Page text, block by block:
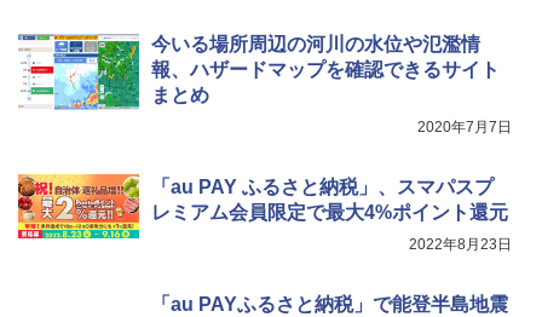
今いる場所周辺の河川の水位や氾濫情
報、ハザードマップを確認できるサイト
まとめ
2020年7月7日
「au PAY ふるさと納税」、スマパスプ
レミアム会員限定で最大4%ポイント還元
2022年8月23日
「au PAYふるさと納税」で能登半島地震